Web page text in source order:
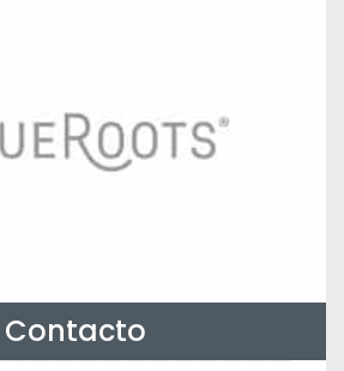
Contacto